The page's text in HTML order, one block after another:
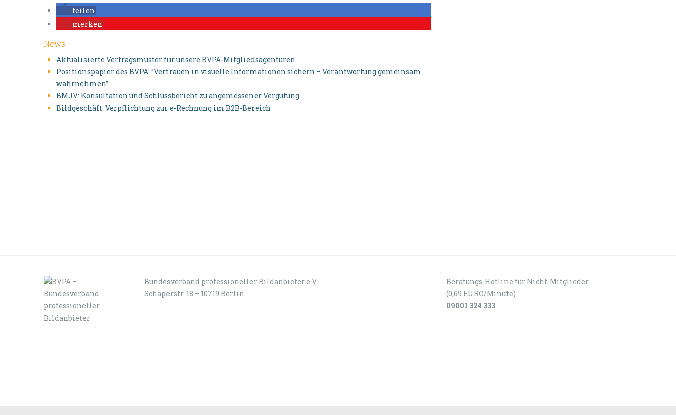
teilen
merken
News
Aktualisierte Vertragsmuster für unsere BVPA-Mitgliedsagenturen
Positionspapier des BVPA: “Vertrauen in visuelle Informationen sichern – Verantwortung gemeinsam
wahrnehmen”
BMJV: Konsultation und Schlussbericht zu angemessener Vergütung
Bildgeschäft: Verpflichtung zur e-Rechnung im B2B-Bereich
Bundesverband professioneller Bildanbieter e.V.
Schaperstr. 18 – 10719 Berlin
Beratungs-Hotline für Nicht-Mitglieder
(0,69 EURO/Minute)
09001 324 333